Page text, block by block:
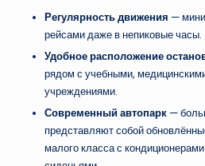
Регулярность движения —
рейсами даже в непиковые часы.
Удобное расположение
рядом с учебными,
учреждениями.
Современный автопарк —
представляют собой
малого класса с